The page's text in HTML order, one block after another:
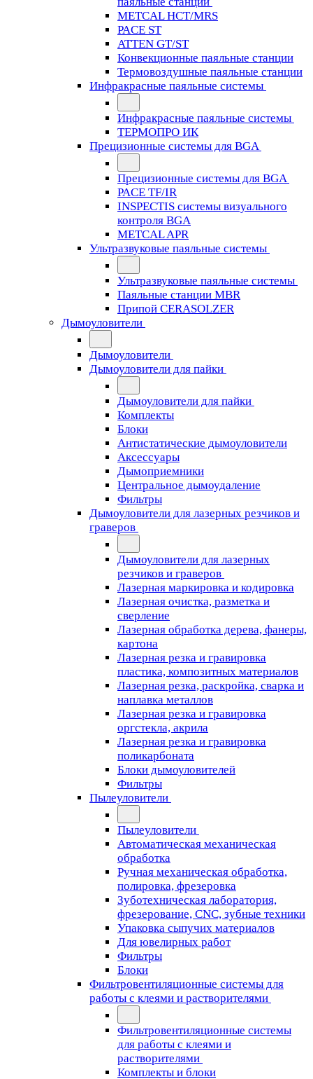
METCAL HCT/MRS
PACE ST
ATTEN GT/ST
Конвекционные паяльные станции
Термовоздушные паяльные станции
Инфракрасные паяльные системы
Инфракрасные паяльные системы
ТЕРМОПРО ИК
Прецизионные системы для BGA
Прецизионные системы для BGA
PACE TF/IR
INSPECTIS системы визуального
контроля BGA
METCAL APR
Ультразвуковые паяльные системы
Ультразвуковые паяльные системы
Паяльные станции MBR
Припой CERASOLZER
Дымоуловители
Дымоуловители
Дымоуловители для пайки
Дымоуловители для пайки
Комплекты
Блоки
Антистатические дымоуловители
Аксессуары
Дымоприемники
Центральное дымоудаление
Фильтры
Дымоуловители для лазерных резчиков и
граверов
Дымоуловители для лазерных
резчиков и граверов
Лазерная маркировка и кодировка
Лазерная очистка, разметка и
сверление
Лазерная обработка дерева, фанеры,
картона
Лазерная резка и гравировка
пластика, композитных материалов
Лазерная резка, раскройка, сварка и
наплавка металлов
Лазерная резка и гравировка
оргстекла, акрила
Лазерная резка и гравировка
поликарбоната
Блоки дымоуловителей
Фильтры
Пылеуловители
Пылеуловители
Автоматическая механическая
обработка
Ручная механическая обработка,
полировка, фрезеровка
Зуботехническая лаборатория,
фрезерование, CNC, зубные техники
Упаковка сыпучих материалов
Для ювелирных работ
Фильтры
Блоки
Фильтровентиляционные системы для
работы с клеями и растворителями
Фильтровентиляционные системы
для работы с клеями и
растворителями
Комплекты и блоки